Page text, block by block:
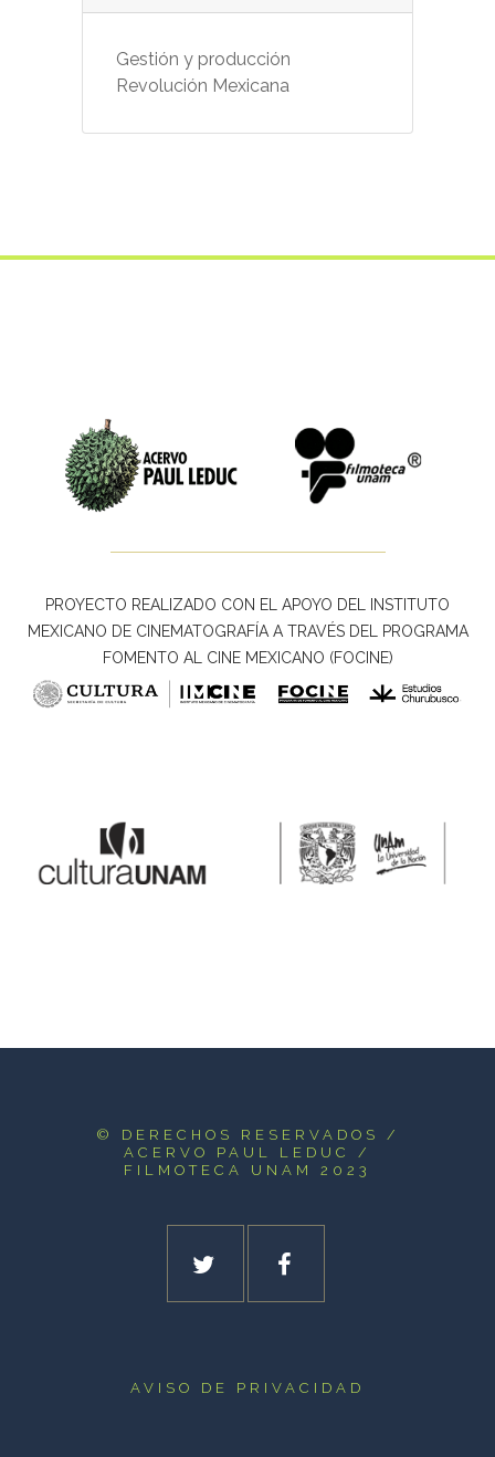
Gestión y producción
Revolución Mexicana
PROYECTO REALIZADO CON EL APOYO DEL INSTITUTO
MEXICANO DE CINEMATOGRAFÍA A TRAVÉS DEL PROGRAMA
FOMENTO AL CINE MEXICANO (FOCINE)
© DERECHOS RESERVADOS
/
ACERVO PAUL LEDUC /
FILMOTECA UNAM 2023
AVISO DE PRIVACIDAD